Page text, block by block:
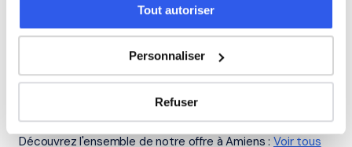
Tout autoriser
Personnaliser
Refuser
Seconde Première Terminale
Études supérieures
Tous les cours particuliers à Amiens
Découvrez l'ensemble de notre offre à Amiens : Voir tous